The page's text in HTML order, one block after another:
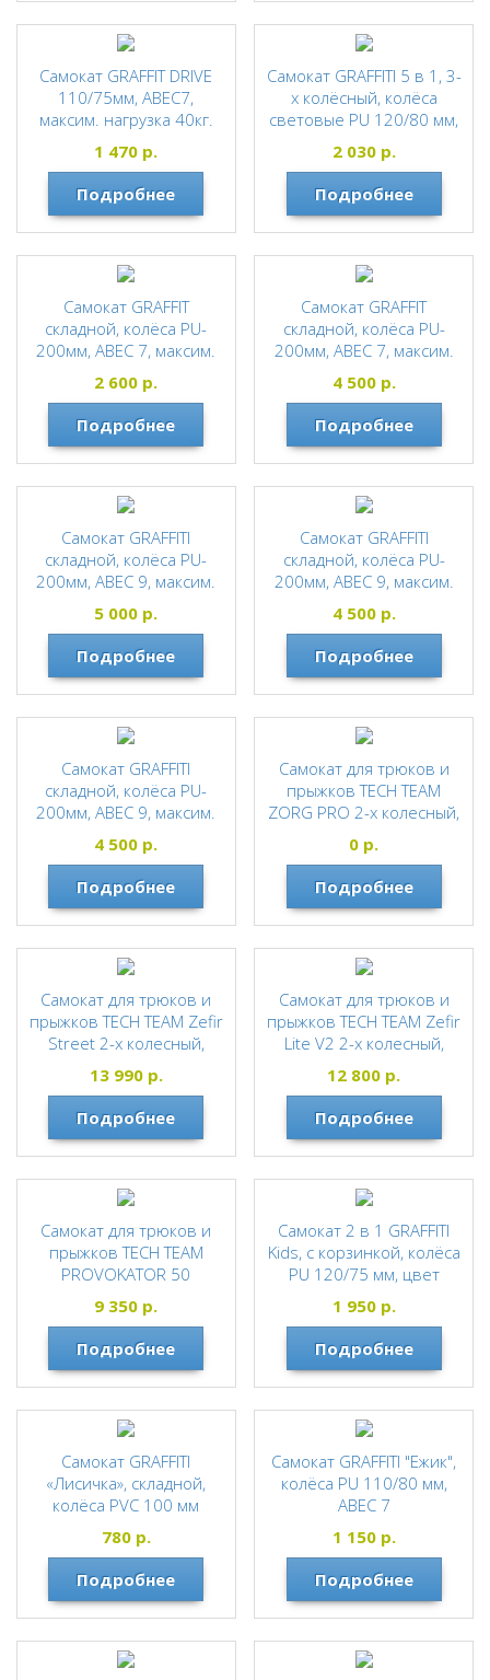
Самокат GRAFFIT DRIVE
110/75мм, ABEC7,
максим. нагрузка 40кг.
КРАСНЫЙ
GRAFFITI
1 470 р.
Подробнее
Самокат GRAFFITI 5 в 1, 3-
х колёсный, колёса
световые PU 120/80 мм,
максим. нагрузка 40кг.
РОЗОВЫЙ
GRAFFITI
2 030р.
Подробнее
Самокат GRAFFIT
складной, колёса PU-
200мм, ABEC 7, максим.
нагрузка 60кг. ЧЕРНЫЙ
GRAFFITI
2 600 р.
Подробнее
Самокат GRAFFIT
складной, колёса PU-
200мм, ABEC 7, максим.
нагрузка 60кг. ЧЁРНО-
РОЗОВЫЙ С ЦВЕТАМИ
GRAFFITI
4 500р.
Подробнее
Самокат GRAFFITI
складной, колёса PU-
200мм, ABEC 9, максим.
нагрузка 100кг. СИНИЙ
GRAFFITI
5 000 р.
Подробнее
Самокат GRAFFITI
складной, колёса PU-
200мм, ABEC 9, максим.
нагрузка 100кг.
ФИОЛЕТОВЫЙ
GRAFFITI
4 500р.
Подробнее
Самокат GRAFFITI
складной, колёса PU-
200мм, ABEC 9, максим.
нагрузка 100кг. ХАКИ
GRAFFITI
4 500 р.
Подробнее
Самокат для трюков и
прыжков TECH TEAM
ZORG PRO 2-х колесный,
алюминиевый,колеса
110мм, подшипники
Abec-9 Chrome, тормоз
зад.колесом, дека
алюминий, вес до 100кг
TECH TEAM
0 р.
Подробнее
Самокат для трюков и
прыжков TECH TEAM Zefir
Street 2-х колесный,
алюминиевый, колеса
110мм, подшипники
Abec-9 Chrome, тормоз
зад.колесом, дека
алюминий, вес до 100кг
TECH TEAM
13 990р.
Подробнее
Самокат для трюков и
прыжков TECH TEAM Zefir
Lite V2 2-х колесный,
алюминиевый, колеса
110мм, подшипники
Abec-9 Chrome, тормоз
зад.колесом, дека
алюминий, вес до 100кг
TECH TEAM
12 800 р.
Подробнее
Самокат для трюков и
прыжков TECH TEAM
PROVOKATOR 50
TECH TEAM
9 350 р.
Подробнее
Самокат 2 в 1 GRAFFITI
Kids, с корзинкой, колёса
PU 120/75 мм, цвет
серый
GRAFFITI
1 950р.
Подробнее
Самокат GRAFFITI
«Лисичка», складной,
колёса PVC 100 мм
780р.
Подробнее
Cамокат GRAFFITI "Ежик",
колёса PU 110/80 мм,
ABEC 7
GRAFFITI
1 150р.
Подробнее